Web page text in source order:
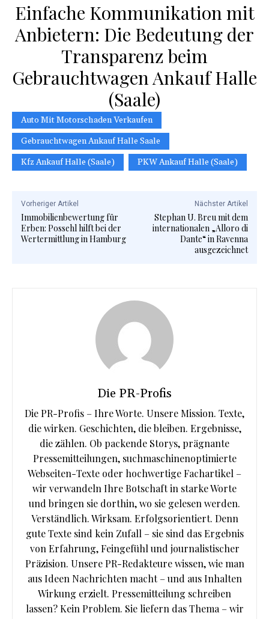
Einfache Kommunikation mit
Anbietern: Die Bedeutung der
Transparenz beim
Gebrauchtwagen Ankauf Halle
(Saale)
Auto Mit Motorschaden Verkaufen
Gebrauchtwagen Ankauf Halle Saale
Kfz Ankauf Halle (Saale)
PKW Ankauf Halle (Saale)
Vorheriger Artikel
Immobilienbewertung für
Erben: Possehl hilft bei der
Wertermittlung in Hamburg
Nächster Artikel
Stephan U. Breu mit dem
internationalen „Alloro di
Dante“ in Ravenna
ausgezeichnet
Die PR-Profis
Die PR-Profis – Ihre Worte. Unsere Mission. Texte,
die wirken. Geschichten, die bleiben. Ergebnisse,
die zählen. Ob packende Storys, prägnante
Pressemitteilungen, suchmaschinenoptimierte
Webseiten-Texte oder hochwertige Fachartikel –
wir verwandeln Ihre Botschaft in starke Worte
und bringen sie dorthin, wo sie gelesen werden.
Verständlich. Wirksam. Erfolgsorientiert. Denn
gute Texte sind kein Zufall – sie sind das Ergebnis
von Erfahrung, Feingefühl und journalistischer
Präzision. Unsere PR-Redakteure wissen, wie man
aus Ideen Nachrichten macht – und aus Inhalten
Wirkung erzielt. Pressemitteilung schreiben
lassen? Kein Problem. Sie liefern das Thema – wir